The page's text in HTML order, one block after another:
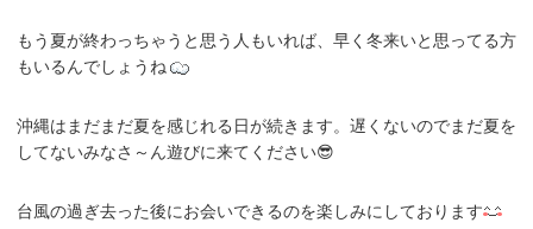
もう夏が終わっちゃうと思う人もいれば、早く冬来いと思ってる方
もいるんでしょうね
沖縄はまだまだ夏を感じれる日が続きます。遅くないのでまだ夏を
してないみなさ～ん遊びに来てください😎
台風の過ぎ去った後にお会いできるのを楽しみにしております